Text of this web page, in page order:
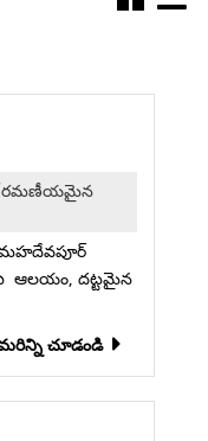
రమణీయమైన
ఆలయం, దట్టమైన
చూడండి